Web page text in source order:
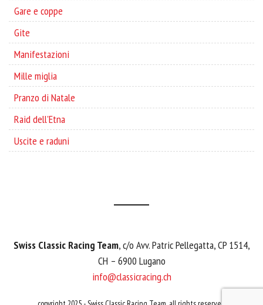
Gare e coppe
Gite
Manifestazioni
Mille miglia
Pranzo di Natale
Raid dell'Etna
Uscite e raduni
Swiss Classic Racing Team, c/o Avv. Patric Pellegatta, CP 1514,
CH – 6900 Lugano
info@classicracing.ch